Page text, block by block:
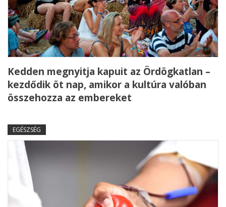
Kedden megnyitja kapuit az Ördögkatlan –
kezdődik öt nap, amikor a kultúra valóban
összehozza az embereket
EGÉSZSÉG